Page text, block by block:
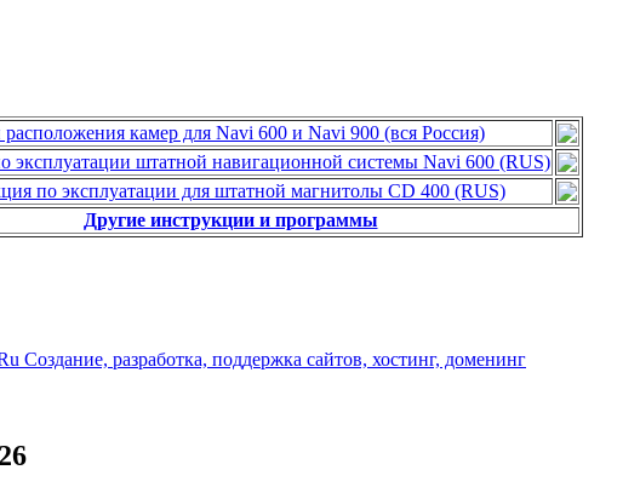
расположения камер для Navi 600 и Navi 900 (вся Россия)
эксплуатации штатной навигационной системы Navi 600 (RUS)
по эксплуатации для штатной магнитолы CD 400 (RUS)
Другие инструкции и программы